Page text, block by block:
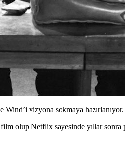
vizyona sokmaya hazırlanıyor.
film olup Netflix sayesinde yıllar